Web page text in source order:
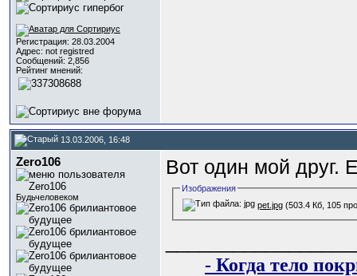
Регистрация: 28.03.2004
Адрес: not registred
Сообщений: 2,856
Рейтинг мнений:
13.03.2006, 16:48
Zero106
Будьчеловеком
Вот один мой друг.
Изображения
pet.jpg (503.4 Кб, 105
- Когда тело